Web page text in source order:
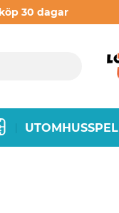
30 dagar
UTOMHUSSPEL